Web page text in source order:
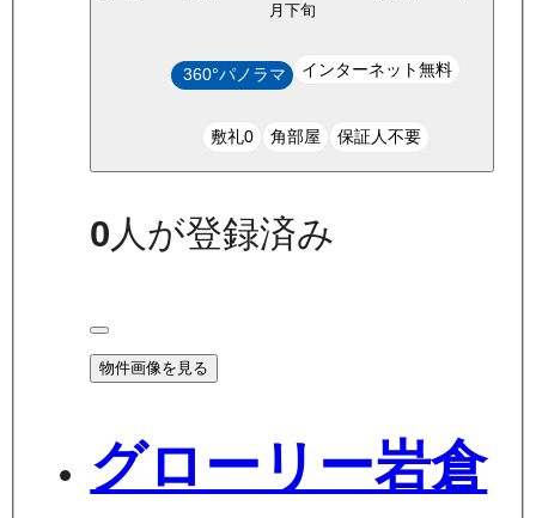
月下旬
360°パノラマ インターネット無料
敷礼0 角部屋 保証人不要
0人が登録済み
物件画像を見る
グローリー岩倉